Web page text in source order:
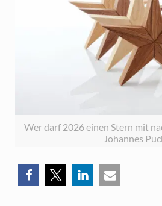
Wer darf 2026 einen Stern mit
Johannes